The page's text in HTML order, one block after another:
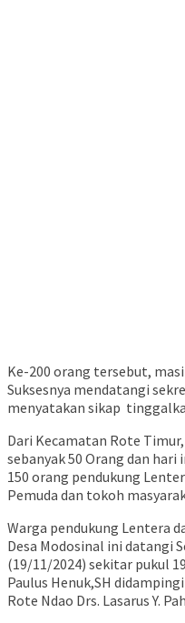
Ke-200 orang tersebut,
Suksesnya mendatangi
menyatakan sikap
Dari Kecamatan Rote
sebanyak 50 Orang dan
150 orang pendukung
Pemuda dan tokoh
Warga pendukung Lentera
Desa Modosinal ini datangi
(19/11/2024) sekitar pukul
Paulus Henuk,SH
Rote Ndao Drs. Lasarus Y.